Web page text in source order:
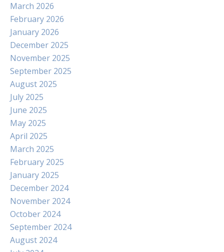
March 2026
February 2026
January 2026
December 2025
November 2025
September 2025
August 2025
July 2025
June 2025
May 2025
April 2025
March 2025
February 2025
January 2025
December 2024
November 2024
October 2024
September 2024
August 2024